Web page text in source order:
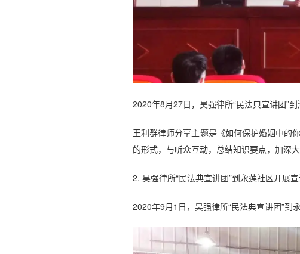
2020年8月27日，昊强律所“民法典宣讲团”
王利群律师分享主题是《如何保护婚姻中的
的形式，与听众互动，总结知识要点，加深
2. 昊强律所“民法典宣讲团”到永莲社区开展
2020年9月1日，昊强律所“民法典宣讲团”到